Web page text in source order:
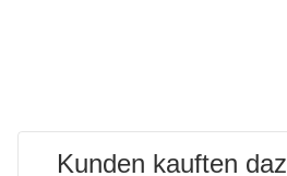
Kunden kauften